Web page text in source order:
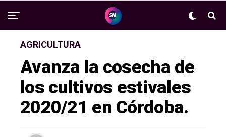
AGRICULTURA
Avanza la cosecha de
los cultivos estivales
2020/21 en Córdoba.